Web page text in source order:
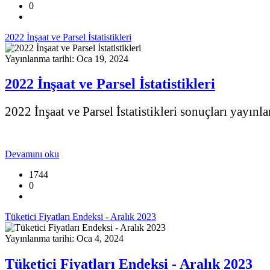
0
2022 İnşaat ve Parsel İstatistikleri
Yayınlanma tarihi: Oca 19, 2024
2022 İnşaat ve Parsel İstatistikleri
2022 İnşaat ve Parsel İstatistikleri sonuçları
Devamını oku
1744
0
Tüketici Fiyatları Endeksi - Aralık 2023
Yayınlanma tarihi: Oca 4, 2024
Tüketici Fiyatları Endeksi - Aralık 2023